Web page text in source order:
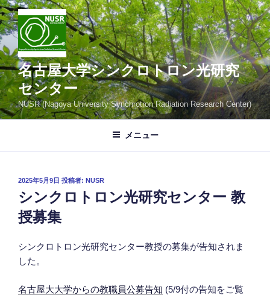
コ
ン
テ
ン
ツ
へ
ス
キ
ッ
名古屋大学シンクロトロン光研究
センター
NUSR (Nagoya University Synchrotron Radiation Research Center)
メニュー
投
稿
日:
2025年5月9日 投稿者: NUSR
シンクロトロン光研究センター 教
授募集
シンクロトロン光研究センター教授の募集が告知されま
した。
名古屋大大学からの教職員公募告知 (5/9付の告知をご覧